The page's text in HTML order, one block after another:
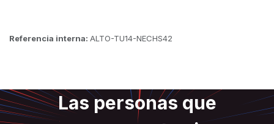
Referencia interna: ALTO-TU14-NECHS42
Las personas que